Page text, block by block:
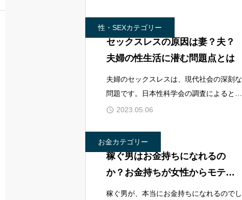
類が分かれ
性・SEXカテゴリー
セックスレスの原因は妻？夫？
夫婦の性生活に潜む問題点とは
夫婦のセックスレスは、現代社会の深刻な
問題です。日本性科学会の調査によると、
日本人のカップルの約半数がセックスレス
活の質にも悪
2023.05.06
お金カテゴリー
稼ぐ男はお金持ちになれるの
か？お金持ちが女性からモテる
理由
稼ぐ男が、本当にお金持ちになれるのでし